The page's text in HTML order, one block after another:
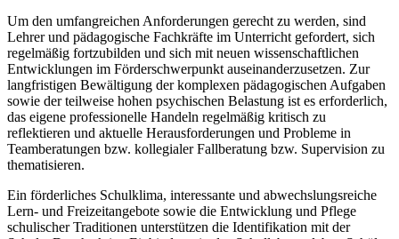
Um den umfangreichen Anforderungen gerecht zu werden, sind
Lehrer und pädagogische Fachkräfte im Unterricht gefordert, sich
regelmäßig fortzubilden und sich mit neuen wissenschaftlichen
Entwicklungen im Förderschwerpunkt auseinanderzusetzen. Zur
langfristigen Bewältigung der komplexen pädagogischen Aufgaben
sowie der teilweise hohen psychischen Belastung ist es erforderlich,
das eigene professionelle Handeln regelmäßig kritisch zu
reflektieren und aktuelle Herausforderungen und Probleme in
Teamberatungen bzw. kollegialer Fallberatung bzw. Supervision zu
thematisieren.
Ein förderliches Schulklima, interessante und abwechslungsreiche
Lern- und Freizeitangebote sowie die Entwicklung und Pflege
schulischer Traditionen unterstützen die Identifikation mit der